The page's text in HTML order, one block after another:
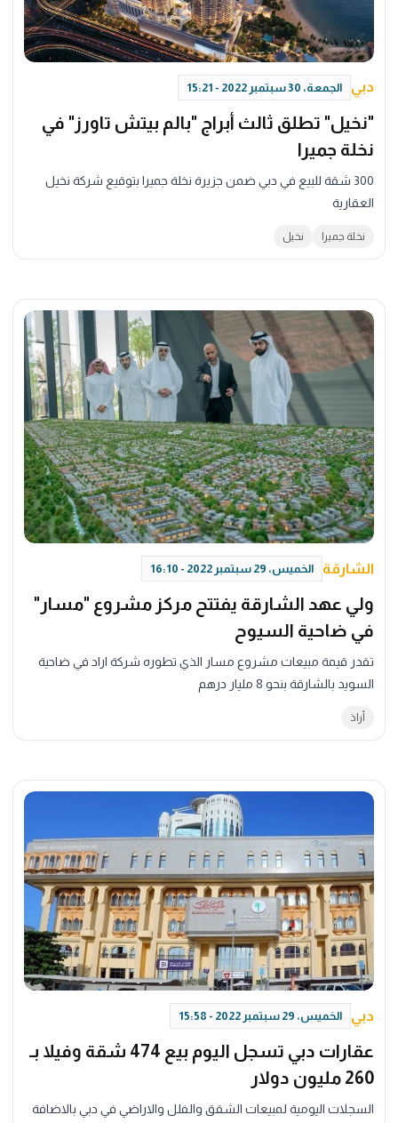
دبي الجمعة، 30 سبتمبر 2022 - 15:21
"نخيل" تطلق ثالث أبراج "بالم بيتش تاورز" في
نخلة جميرا
300 شقة للبيع في دبي ضمن جزيرة نخلة جميرا بتوقيع شركة نخيل
العقارية
نخلة جميرا نخيل
الشارقة الخميس، 29 سبتمبر 2022 - 16:10
ولي عهد الشارقة يفتتح مركز مشروع "مسار"
في ضاحية السيوح
تقدر قيمة مبيعات مشروع مسار الذي تطوره شركة اراد في ضاحية
السويد بالشارقة بنحو 8 مليار درهم
أرادَ
دبي الخميس، 29 سبتمبر 2022 - 15:58
عقارات دبي تسجل اليوم بيع 474 شقة وفيلا بـ
260 مليون دولار
السجلات اليومية لمبيعات الشقق والفلل والاراضي في دبي بالاضافة